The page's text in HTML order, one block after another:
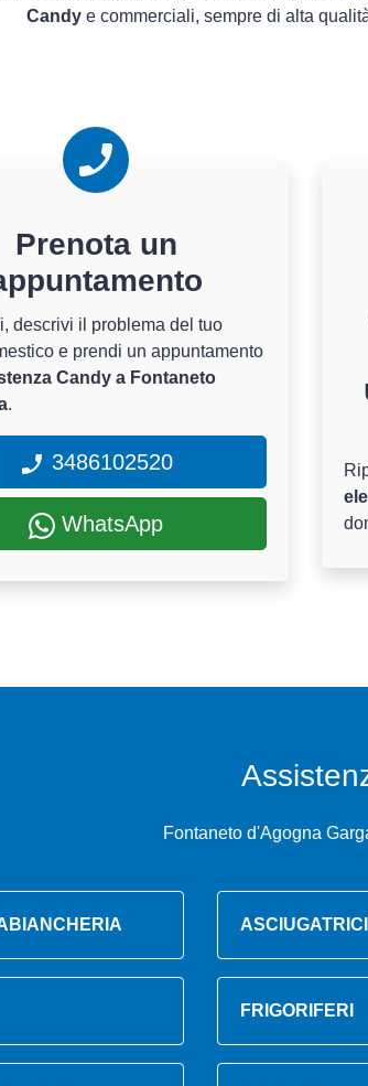
Candye commerciali, sempre di alta
Prenota un
descrivi il problema del tuo
e prendi un appuntamento
Candy a Fontaneto
.
3486102520
WhatsApp
Fontaneto d'Agogna
ASCIUGATRICI
FRIGORIFERI